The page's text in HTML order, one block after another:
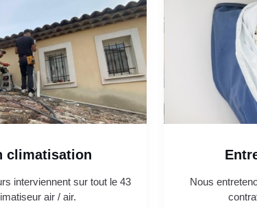
climatisation
interviennent sur tout le 43
air / air.
Nous